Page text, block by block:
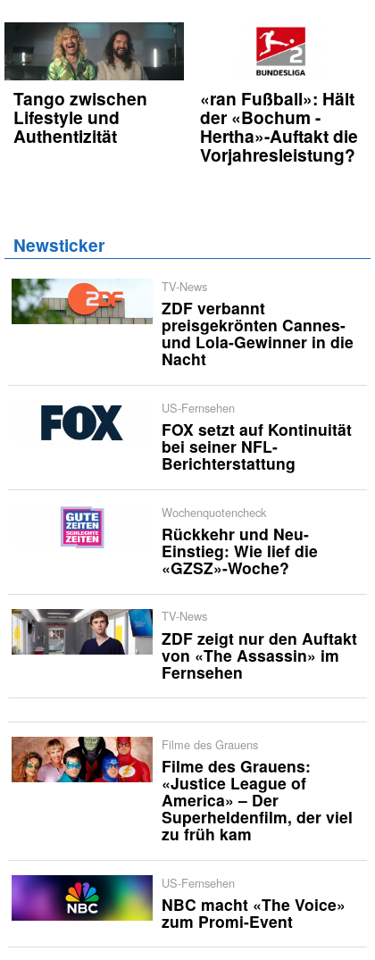
Tango zwischen
Lifestyle und
Authentizität
«ran Fußball»: Hält
der «Bochum -
Hertha»-Auftakt die
Vorjahresleistung?
Newsticker
TV-News
ZDF verbannt
preisgekrönten Cannes-
und Lola-Gewinner in die
Nacht
US-Fernsehen
FOX setzt auf Kontinuität
bei seiner NFL-
Berichterstattung
Wochenquotencheck
Rückkehr und Neu-
Einstieg: Wie lief die
«GZSZ»-Woche?
TV-News
ZDF zeigt nur den Auftakt
von «The Assassin» im
Fernsehen
Filme des Grauens
Filme des Grauens:
«Justice League of
America» – Der
Superheldenfilm, der viel
zu früh kam
US-Fernsehen
NBC macht «The Voice»
zum Promi-Event